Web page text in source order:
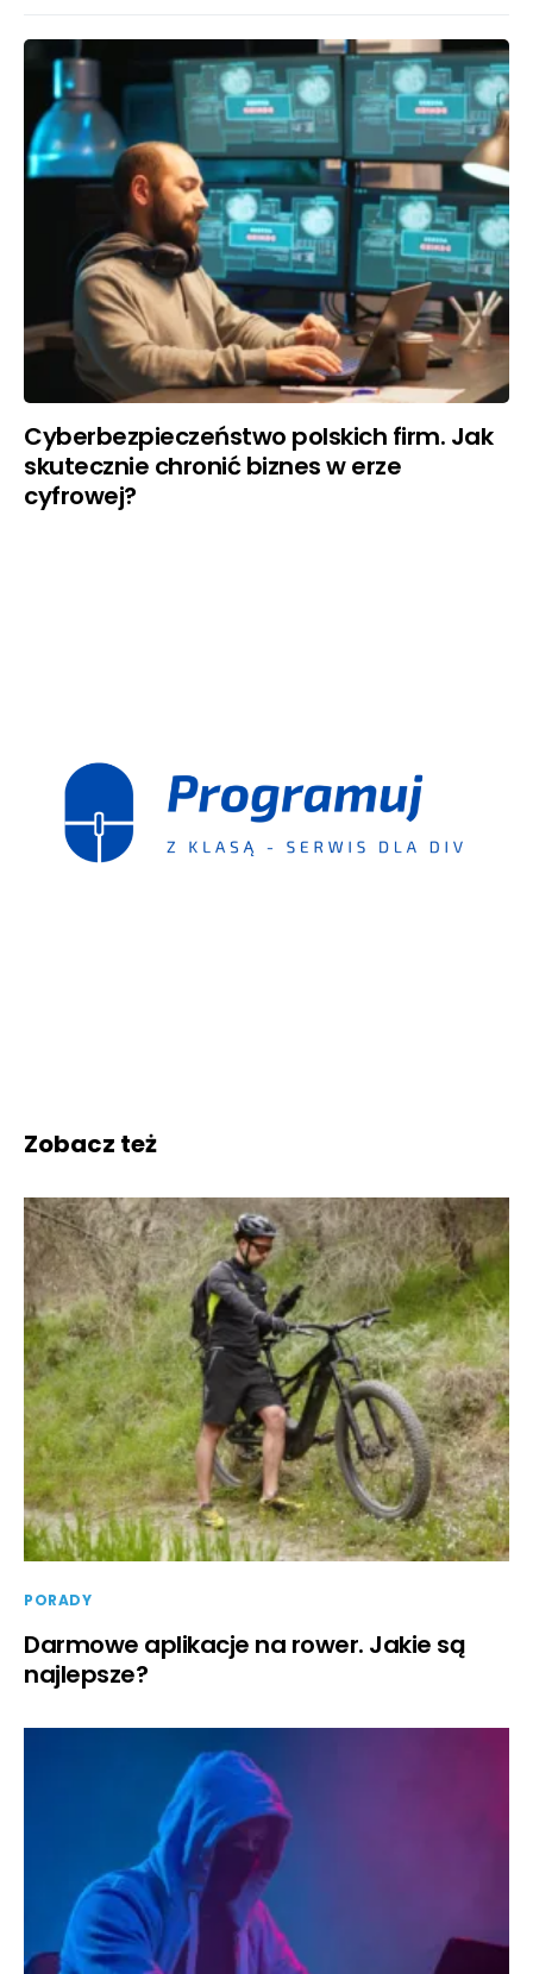
Cyberbezpieczeństwo polskich firm. Jak
skutecznie chronić biznes w erze
cyfrowej?
Zobacz też
PORADY
Darmowe aplikacje na rower. Jakie są
najlepsze?